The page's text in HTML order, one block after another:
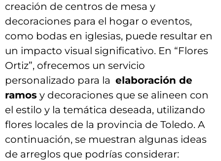
creación de centros de mesa y
decoraciones para el hogar o eventos,⁢
como​ bodas en iglesias, puede resultar en
un ⁤impacto visual significativo. En⁢ “Flores
Ortiz”,‍ ofrecemos un servicio
⁤personalizado para la ‌ elaboración ‌de
ramos y decoraciones⁢ que se alineen con
el estilo y la ⁣temática ‌deseada,⁤ utilizando
flores locales⁢ de ‍la provincia de Toledo.‍ A
continuación,⁣ se muestran⁤ algunas ideas‍
de⁣ arreglos que podrías considerar: